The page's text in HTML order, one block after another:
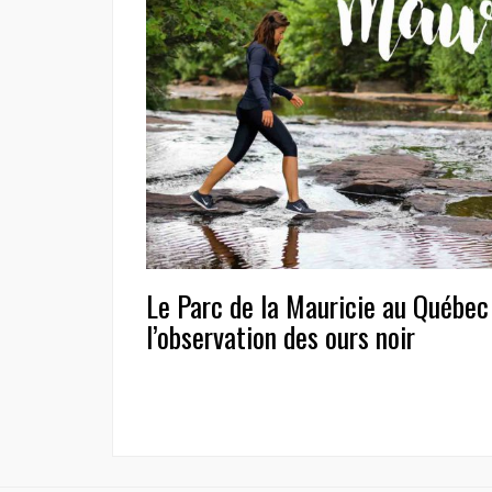
Le Parc de la Mauricie au
l’observation des ours noir